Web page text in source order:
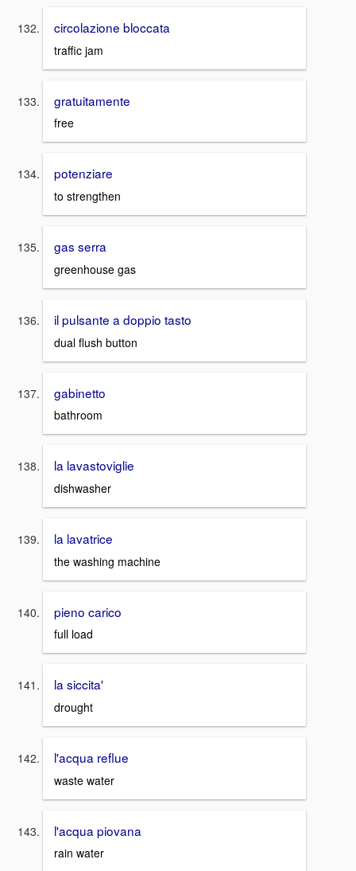
circolazione bloccata
traffic jam
gratuitamente
free
potenziare
to strengthen
gas serra
greenhouse gas
il pulsante a doppio tasto
dual flush button
gabinetto
bathroom
la lavastoviglie
dishwasher
la lavatrice
the washing machine
pieno carico
full load
la siccita'
drought
l'acqua reflue
waste water
l'acqua piovana
rain water